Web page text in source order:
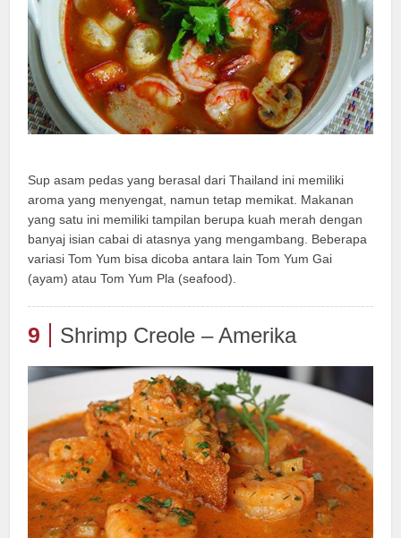
Sup asam pedas yang berasal dari Thailand ini memiliki
aroma yang menyengat, namun tetap memikat. Makanan
yang satu ini memiliki tampilan berupa kuah merah dengan
banyaj isian cabai di atasnya yang mengambang. Beberapa
variasi Tom Yum bisa dicoba antara lain Tom Yum Gai
(ayam) atau Tom Yum Pla (seafood).
9 Shrimp Creole – Amerika